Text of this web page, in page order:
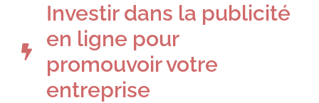
Investir dans la publicité
en ligne pour
promouvoir votre
entreprise